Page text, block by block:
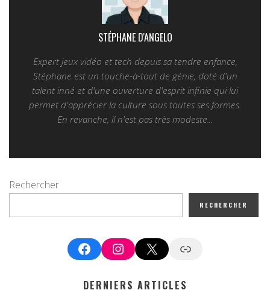
STÉPHANE D'ANGELO
Expert jeux vidéo et tech depuis sa tendre enfance,
Stéphane est un touche-à-tout de génie, doté d'un
talent inné et d'une ouverture d'esprit infinie qui lui
permet d'apprécier la culture sous toutes ses formes.
En revanche, il n'est pas très modeste...
Rechercher
RECHERCHER
FacebookInstagram
X Google News
DERNIERS ARTICLES